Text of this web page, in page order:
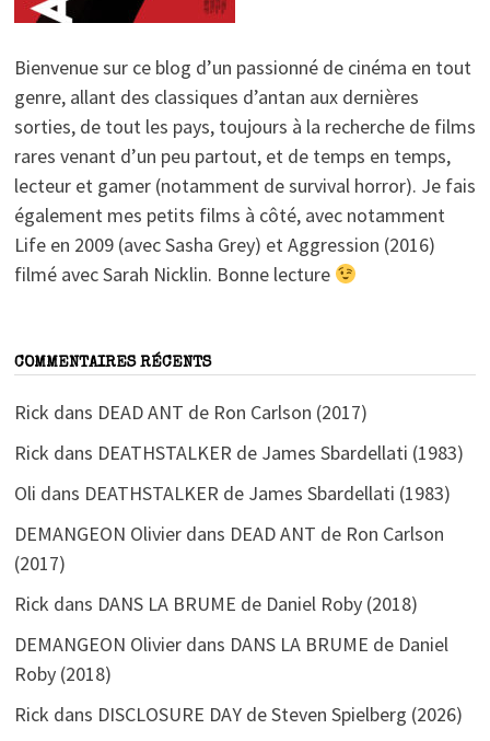
Bienvenue sur ce blog d’un passionné de cinéma en tout
genre, allant des classiques d’antan aux dernières
sorties, de tout les pays, toujours à la recherche de films
rares venant d’un peu partout, et de temps en temps,
lecteur et gamer (notamment de survival horror). Je fais
également mes petits films à côté, avec notamment
Life en 2009 (avec Sasha Grey) et Aggression (2016)
filmé avec Sarah Nicklin. Bonne lecture
COMMENTAIRES RÉCENTS
Rick dans DEAD ANT de Ron Carlson (2017)
Rick dans DEATHSTALKER de James Sbardellati (1983)
Oli dans DEATHSTALKER de James Sbardellati (1983)
DEMANGEON Olivierdans DEAD ANT de Ron Carlson
(2017)
Rick dans DANS LA BRUME de Daniel Roby (2018)
DEMANGEON Olivierdans DANS LA BRUME de Daniel
Roby (2018)
Rick dans DISCLOSURE DAY de Steven Spielberg (2026)